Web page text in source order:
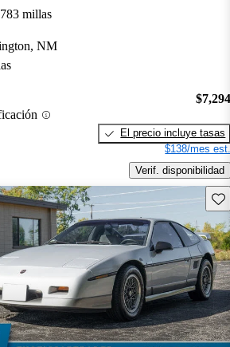
millas
NM
$7,294
El precio incluye tasas
$138/mes est.
Verif. disponibilidad